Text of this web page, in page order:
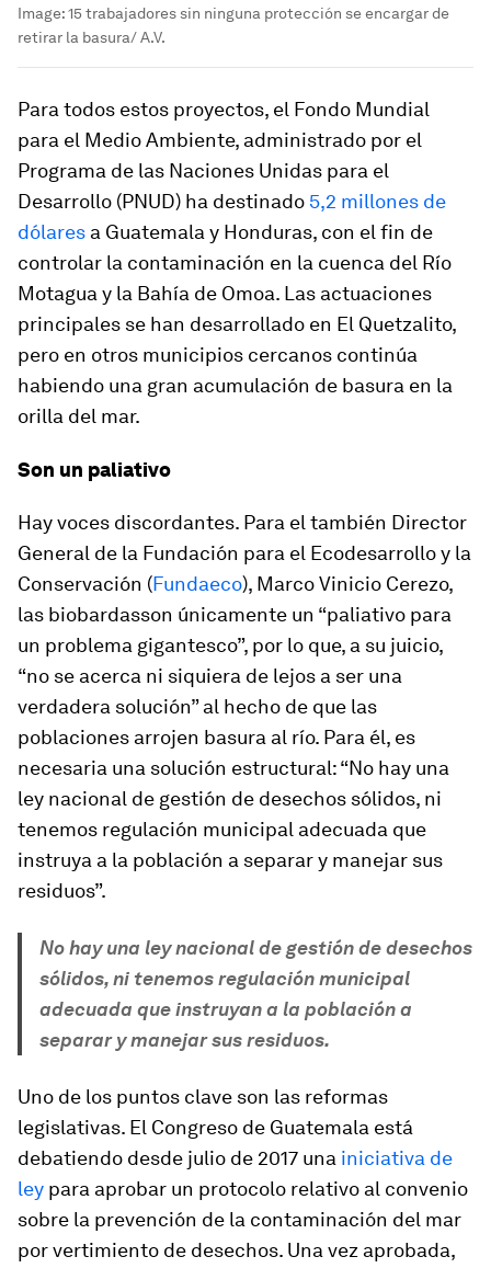
Image:15 trabajadores sin ninguna protección se encargar de
retirar la basura/ A.V.
Para todos estos proyectos, el Fondo Mundial
para el Medio Ambiente, administrado por el
Programa de las Naciones Unidas para el
Desarrollo (PNUD) ha destinado 5,2 millones de
dólares a Guatemala y Honduras, con el fin de
controlar la contaminación en la cuenca del Río
Motagua y la Bahía de Omoa. Las actuaciones
principales se han desarrollado en El Quetzalito,
pero en otros municipios cercanos continúa
habiendo una gran acumulación de basura en la
orilla del mar.
Son un paliativo
Hay voces discordantes. Para el también Director
General de la Fundación para el Ecodesarrollo y la
Conservación (Fundaeco), Marco Vinicio Cerezo,
las biobardasson únicamente un “paliativo para
un problema gigantesco”, por lo que, a su juicio,
“no se acerca ni siquiera de lejos a ser una
verdadera solución” al hecho de que las
poblaciones arrojen basura al río. Para él, es
necesaria una solución estructural: “No hay una
ley nacional de gestión de desechos sólidos, ni
tenemos regulación municipal adecuada que
instruya a la población a separar y manejar sus
residuos”.
No hay una ley nacional de gestión de desechos
sólidos, ni tenemos regulación municipal
adecuada que instruyan a la población a
separar y manejar sus residuos.
Uno de los puntos clave son las reformas
legislativas. El Congreso de Guatemala está
debatiendo desde julio de 2017 una iniciativa de
ley para aprobar un protocolo relativo al convenio
sobre la prevención de la contaminación del mar
por vertimiento de desechos. Una vez aprobada,